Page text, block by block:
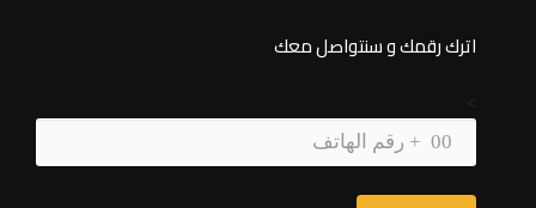
اترك رقمك و سنتواصل معك